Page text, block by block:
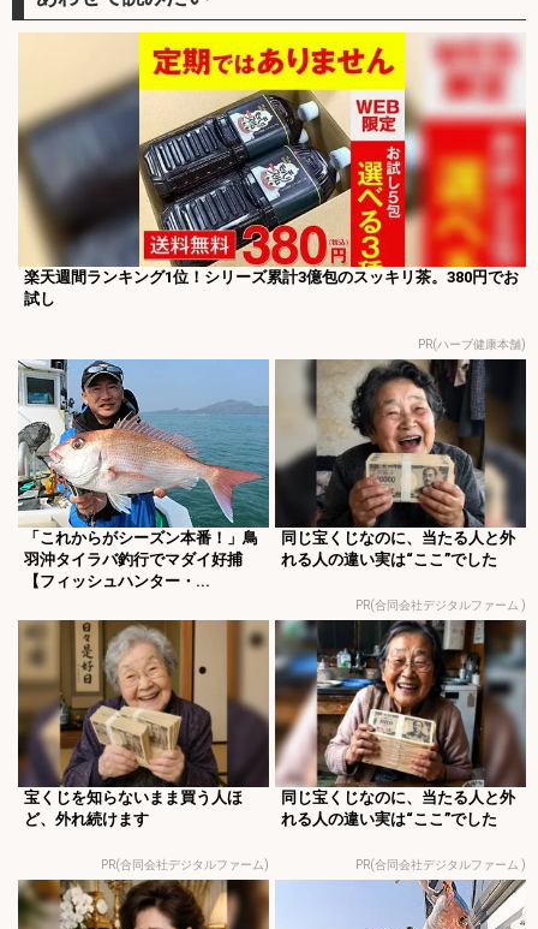
楽天週間ランキング1位！シリーズ累計3億包のスッキリ茶。380円でお
試し
PR(ハーブ健康本舗)
「これからがシーズン本番！」鳥
羽沖タイラバ釣行でマダイ好捕
【フィッシュハンター・...
同じ宝くじなのに、当たる人と外
れる人の違い実は“ここ”でした
PR(合同会社デジタルファーム )
宝くじを知らないまま買う人ほ
ど、外れ続けます
PR(合同会社デジタルファーム)
同じ宝くじなのに、当たる人と外
れる人の違い実は“ここ”でした
PR(合同会社デジタルファーム )